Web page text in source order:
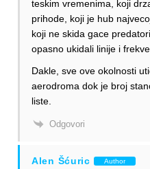
teskim vremenima, koji
prihode, koji je hub
koji ne skida gace
opasno ukidali linije i
Dakle, sve ove okolnosti
aerodroma dok je broj
liste.
Odgovori
Alen Šćuric Author